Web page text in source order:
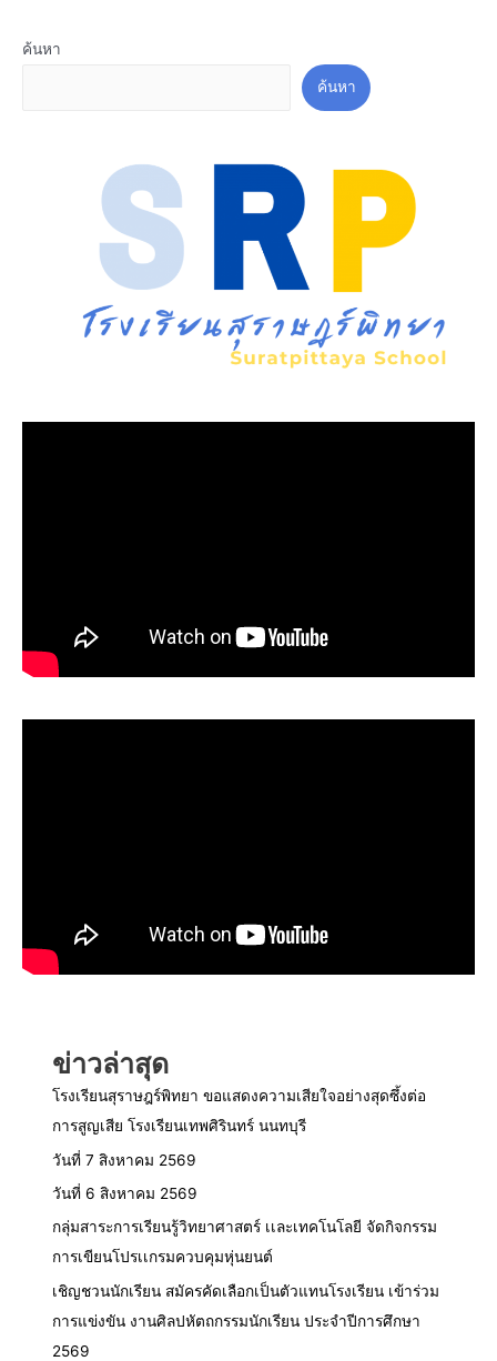
ค้นหา
ค้นหา
ข่าวล่าสุด
โรงเรียนสุราษฎร์พิทยา ขอแสดงความเสียใจอย่างสุดซึ้งต่อ
การสูญเสีย โรงเรียนเทพศิรินทร์ นนทบุรี
วันที่ 7 สิงหาคม 2569
วันที่ 6 สิงหาคม 2569
กลุ่มสาระการเรียนรู้วิทยาศาสตร์ เเละเทคโนโลยี จัดกิจกรรม
การเขียนโปรเเกรมควบคุมหุ่นยนต์
เชิญชวนนักเรียน สมัครคัดเลือกเป็นตัวแทนโรงเรียน เข้าร่วม
การแข่งขัน งานศิลปหัตถกรรมนักเรียน ประจำปีการศึกษา
2569